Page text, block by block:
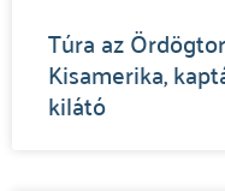
Túra az
Kisamerika,
kilátó